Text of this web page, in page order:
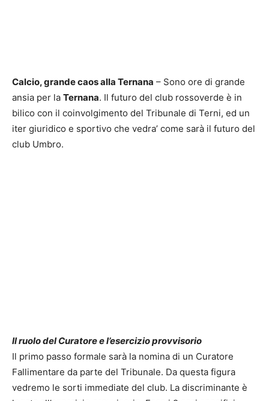
Calcio, grande caos alla Ternana – Sono ore di grande
ansia per la Ternana. Il futuro del club rossoverde è in
bilico con il coinvolgimento del Tribunale di Terni, ed un
iter giuridico e sportivo che vedra’ come sarà il futuro del
club Umbro.
Il ruolo del Curatore e l’esercizio provvisorio
Il primo passo formale sarà la nomina di un Curatore
Fallimentare da parte del Tribunale. Da questa figura
vedremo le sorti immediate del club. La discriminante è